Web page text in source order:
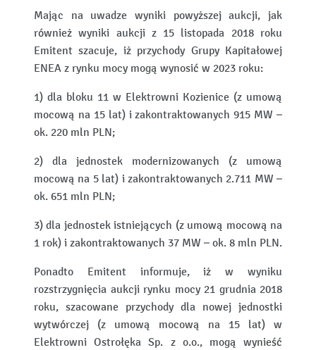
Mając na uwadze wyniki powyższej aukcji, jak
również wyniki aukcji z 15 listopada 2018 roku
Emitent szacuje, iż przychody Grupy Kapitałowej
ENEA z rynku mocy mogą wynosić w 2023 roku:
1) dla bloku 11 w Elektrowni Kozienice (z umową
mocową na 15 lat) i zakontraktowanych 915 MW –
ok. 220 mln PLN;
2) dla jednostek modernizowanych (z umową
mocową na 5 lat) i zakontraktowanych 2.711 MW –
ok. 651 mln PLN;
3) dla jednostek istniejących (z umową mocową na
1 rok) i zakontraktowanych 37 MW – ok. 8 mln PLN.
Ponadto Emitent informuje, iż w wyniku
rozstrzygnięcia aukcji rynku mocy 21 grudnia 2018
roku, szacowane przychody dla nowej jednostki
wytwórczej (z umową mocową na 15 lat) w
Elektrowni Ostrołęka Sp. z o.o., mogą wynieść